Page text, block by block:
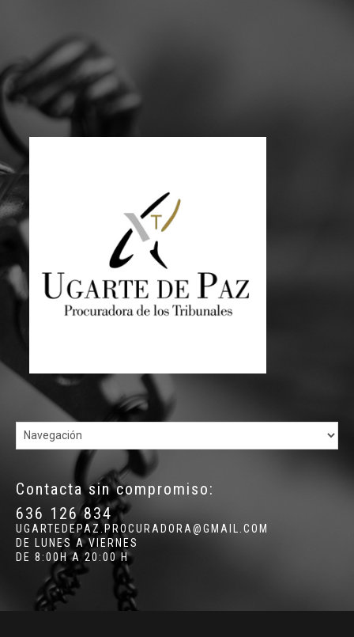
Contacta sin compromiso:
636 126 834
UGARTEDEPAZ.PROCURADORA@GMAIL.COM
DE LUNES A VIERNES
DE 8:00H A 20:00 H